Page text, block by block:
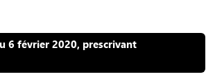
6 février 2020, prescrivant